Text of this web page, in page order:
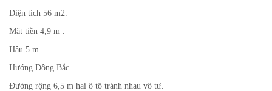
Diện tích 56 m2.
Mặt tiền 4,9 m .
Hậu 5 m .
Hướng Đông Bắc.
Đường rộng 6,5 m hai ô tô tránh nhau vô tư.